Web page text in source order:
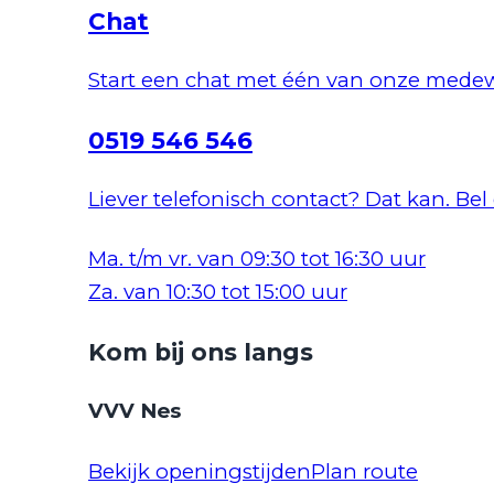
Chat
Start een chat met één van onze
0519 546 546
Liever telefonisch contact? Dat kan. Bel
Ma. t/m vr. van 09:30 tot 16:30 uur
Za. van 10:30 tot 15:00 uur
Kom bij ons langs
VVV Nes
Bekijk openingstijdenPlan route